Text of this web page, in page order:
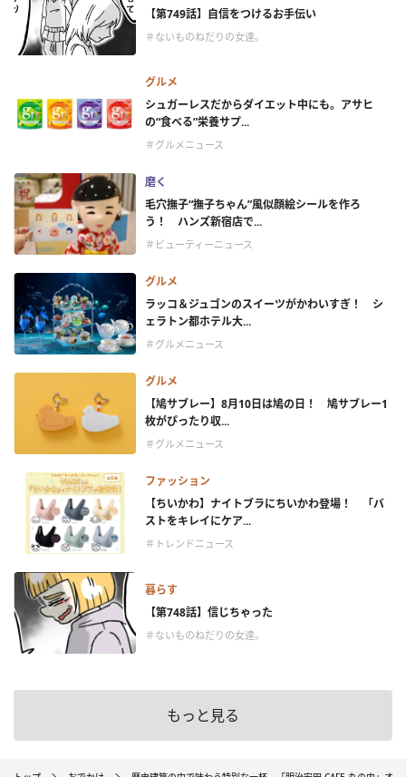
【第749話】自信をつけるお手伝い
＃ないものねだりの女達。
グルメ
シュガーレスだからダイエット中にも。アサヒ
の“食べる”栄養サプ...
＃グルメニュース
磨く
毛穴撫子“撫子ちゃん”風似顔絵シールを作ろ
う！ ハンズ新宿店で...
＃ビューティーニュース
グルメ
ラッコ＆ジュゴンのスイーツがかわいすぎ！ シ
ェラトン都ホテル大...
＃グルメニュース
グルメ
【鳩サブレー】8月10日は鳩の日！ 鳩サブレー1
枚がぴったり収...
＃グルメニュース
ファッション
【ちいかわ】ナイトブラにちいかわ登場！ 「バ
ストをキレイにケア...
＃トレンドニュース
暮らす
【第748話】信じちゃった
＃ないものねだりの女達。
もっと見る